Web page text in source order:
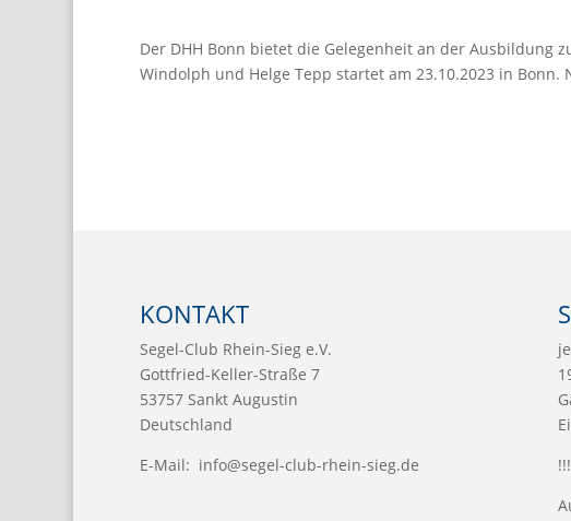
Der DHH Bonn bietet die Gelegenheit an der Ausbildung
Windolph und Helge Tepp startet am 23.10.2023 in
KONTAKT
Segel-Club Rhein-Sieg e.V.
Gottfried-Keller-Straße 7
53757 Sankt Augustin
Deutschland
E-Mail: info@segel-club-rhein-sieg.de